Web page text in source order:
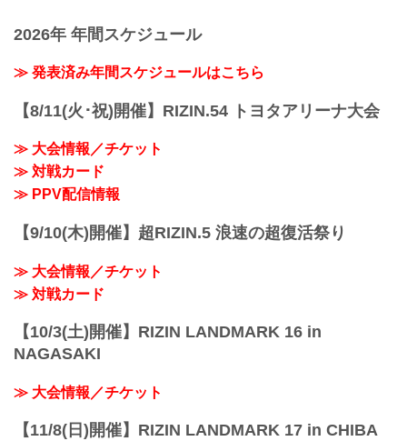
2026年 年間スケジュール
≫ 発表済み年間スケジュールはこちら
【8/11(火･祝)開催】RIZIN.54 トヨタアリーナ大会
≫ 大会情報／チケット
≫ 対戦カード
≫ PPV配信情報
【9/10(木)開催】超RIZIN.5 浪速の超復活祭り
≫ 大会情報／チケット
≫ 対戦カード
【10/3(土)開催】RIZIN LANDMARK 16 in
NAGASAKI
≫ 大会情報／チケット
【11/8(日)開催】RIZIN LANDMARK 17 in CHIBA